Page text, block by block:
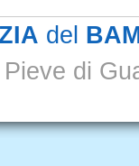
del
Pieve di